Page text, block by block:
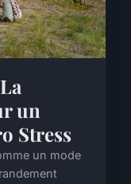
un
Stress
un mode